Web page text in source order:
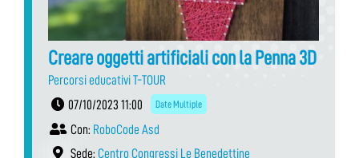
Creare oggetti artificiali con la Penna 3D
Percorsi educativi T-TOUR
07/10/2023 11:00
Date Multiple
Con: RoboCode Asd
Sede: Centro Congressi Le Benedettine